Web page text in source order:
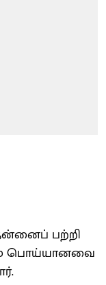
பற்றி
பொய்யானவை